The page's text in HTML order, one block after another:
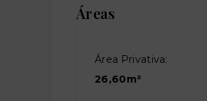
Áreas
Área Privativa:
26,60m²